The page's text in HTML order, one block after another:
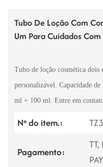
Tubo De Loção Com
Um Para Cuidados
Tubo de loção cosmética dois
personalizável. Capacidade
ml + 100 ml. Entre em
Nº do item.:
Pagamento: